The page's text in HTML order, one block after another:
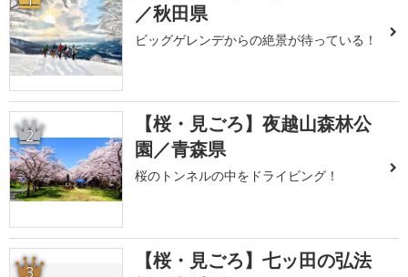
／秋田県
ビッグゲレンデからの絶景が待っている！
2
【桜・見ごろ】夜越山森林公
園／青森県
桜のトンネルの中をドライビング！
3
【桜・見ごろ】七ッ田の弘法